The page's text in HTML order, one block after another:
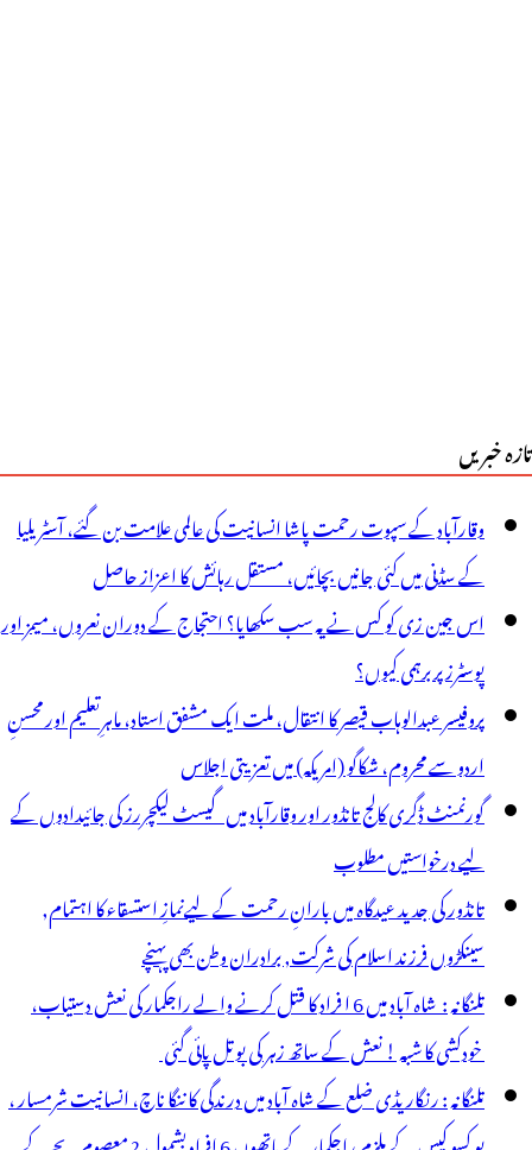
اپنے
کھیت
جانوروں
طرح
کرنے
مجبور
تازہ خبریں
وقارآباد کے سپوت رحمت پاشا انسانیت کی عالمی علامت بن گئے، آسٹریلیا
کے سڈنی میں کئی جانیں بچائیں، مستقل رہائش کا اعزاز حاصل
اس جین زی کو کس نے یہ سب سکھایا؟ احتجاج کے دوران نعروں، میمز اور
پوسٹرز پر برہمی کیوں؟
پروفیسر عبدالوہاب قیصر کا انتقال، ملت ایک مشفق استاد، ماہرِتعلیم اور محسنِ
اردو سے محروم، شکاگو (امریکہ) میں تعزیتی اجلاس
گورنمنٹ ڈگری کالج تانڈور اور وقارآباد میں گیسٹ لیکچررز کی جائیدادوں کے
لیے درخواستیں مطلوب
تانڈور کی جدید عیدگاہ میں بارانِ رحمت کے لیےنمازِ استسقاء کا اہتمام,
سینکڑوں فرزند اسلام کی شرکت, برادران وطن بھی پہنچے
تلنگانہ : شاہ آباد میں 6 ا فراد کا قتل کرنے والے راجکمار کی نعش دستیاب،
خودکشی کا شبہ ! نعش کے ساتھ زہر کی بوتل پائی گئی
تلنگانہ : رنگاریڈی ضلع کے شاہ آباد میں درندگی کا ننگا ناچ، انسانیت شرمسار ،